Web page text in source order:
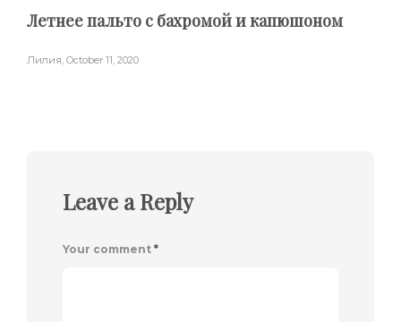
Летнее пальто с бахромой и капюшоном
Лилия, October 11, 2020
Leave a Reply
Your comment *